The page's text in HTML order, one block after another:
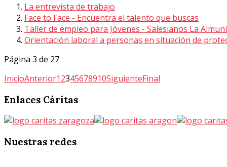
La entrevista de trabajo
Face to Face - Encuentra el talento que buscas
Taller de empleo para Jóvenes - Salesianos La
Orientación laboral a personas en situación de
Página 3 de 27
InicioAnterior12345678910SiguienteFinal
Enlaces Cáritas
Nuestras redes